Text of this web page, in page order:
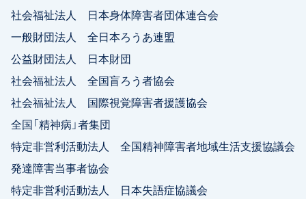
社会福祉法人 日本身体障害者団体連合会
一般財団法人 全日本ろうあ連盟
公益財団法人 日本財団
社会福祉法人 全国盲ろう者協会
社会福祉法人 国際視覚障害者援護協会
全国「精神病」者集団
特定非営利活動法人 全国精神障害者地域生活支援協議会
発達障害当事者協会
特定非営利活動法人 日本失語症協議会